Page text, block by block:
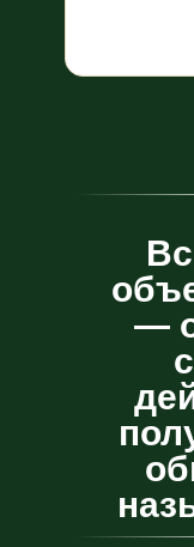
В
—